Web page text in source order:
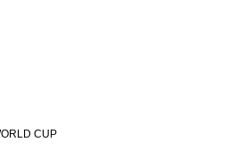
CUP